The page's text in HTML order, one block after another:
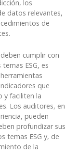
los
datos relevantes,
de
cumplir con
ESG, es
que
y faciliten la
Los auditores, en
pueden
profundizar sus
temas ESG y, de
de la